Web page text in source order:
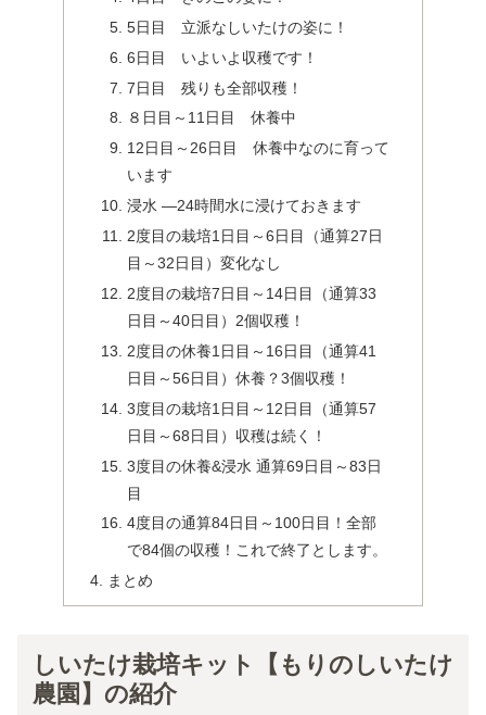
5日目 立派なしいたけの姿に！
6日目 いよいよ収穫です！
7日目 残りも全部収穫！
８日目～11日目 休養中
12日目～26日目 休養中なのに育って
います
浸水 ―24時間水に浸けておきます
2度目の栽培1日目～6日目（通算27日
目～32日目）変化なし
2度目の栽培7日目～14日目（通算33
日目～40日目）2個収穫！
2度目の休養1日目～16日目（通算41
日目～56日目）休養？3個収穫！
3度目の栽培1日目～12日目（通算57
日目～68日目）収穫は続く！
3度目の休養&浸水 通算69日目～83日
目
4度目の通算84日目～100日目！全部
で84個の収穫！これで終了とします。
まとめ
しいたけ栽培キット【もりのしいたけ
農園】の紹介